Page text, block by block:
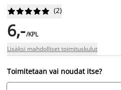





 (2)
6,-/KPL
Lisäksi mahdolliset toimituskulut
Toimitetaan vai noudat itse?